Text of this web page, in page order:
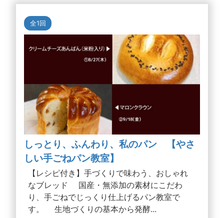
全1回
しっとり、ふんわり、私のパン 【やさ
しい手ごねパン教室】
【レシピ付き】手づくりで味わう、おしゃれ
なブレッド 国産・無添加の素材にこだわ
り、手ごねでじっくり仕上げるパン教室で
す。 生地づくりの基本から発酵...